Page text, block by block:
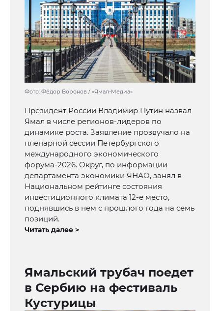
Фото: Фёдор Воронов / «Ямал-Медиа»
Президент России Владимир Путин назвал
Ямал в числе регионов-лидеров по
динамике роста. Заявление прозвучало на
пленарной сессии Петербургского
международного экономического
форума-2026. Округ, по информации
департамента экономики ЯНАО, занял в
Национальном рейтинге состояния
инвестиционного климата 12-е место,
поднявшись в нем с прошлого года на семь
позиций.
Читать далее >
Ямальский трубач поедет
в Сербию на фестиваль
Кустурицы